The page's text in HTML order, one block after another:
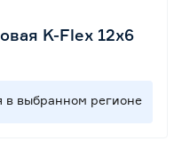
K-Flex 12х6
в выбранном регионе